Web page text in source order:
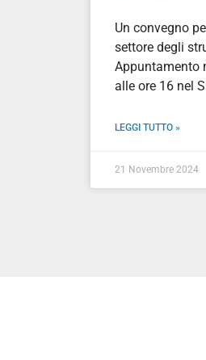
Un convegno
settore degli
Appuntamento
alle ore 16 nel
LEGGI TUTTO »
21 Novembre 2024